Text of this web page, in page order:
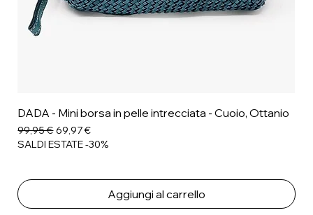
DADA - Mini borsa in pelle intrecciata - Cuoio, Ottanio
Prezzo regolare
99,95 €Prezzo scontato
69,97 €
SALDI ESTATE -30%
Aggiungi al carrello